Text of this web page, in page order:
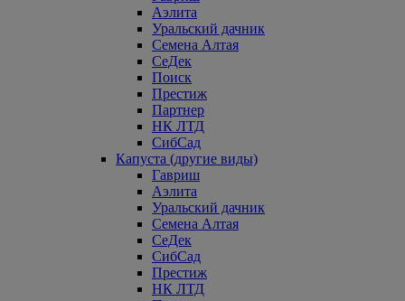
Аэлита
Уральский дачник
Семена Алтая
СеДек
Поиск
Престиж
Партнер
НК ЛТД
СибСад
Капуста (другие виды)
Гавриш
Аэлита
Уральский дачник
Семена Алтая
СеДек
СибСад
Престиж
НК ЛТД